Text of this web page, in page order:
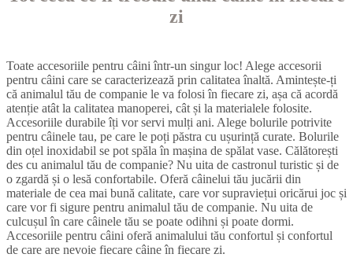
zi
Toate accesoriile pentru câini într-un singur loc! Alege accesorii
pentru câini care se caracterizează prin calitatea înaltă. Amintește-ți
că animalul tău de companie le va folosi în fiecare zi, așa că acordă
atenție atât la calitatea manoperei, cât și la materialele folosite.
Accesoriile durabile îți vor servi mulți ani. Alege bolurile potrivite
pentru câinele tau, pe care le poți păstra cu ușurință curate. Bolurile
din oțel inoxidabil se pot spăla în mașina de spălat vase. Călătorești
des cu animalul tău de companie? Nu uita de castronul turistic și de
o zgardă și o lesă confortabile. Oferă câinelui tău jucării din
materiale de cea mai bună calitate, care vor supraviețui oricărui joc și
care vor fi sigure pentru animalul tău de companie. Nu uita de
culcușul în care câinele tău se poate odihni și poate dormi.
Accesoriile pentru câini oferă animalului tău confortul și confortul
de care are nevoie fiecare câine în fiecare zi.